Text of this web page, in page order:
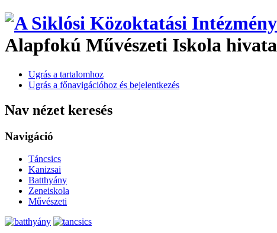
Alapfokú Művészeti Iskola
Ugrás a tartalomhoz
Ugrás a főnavigációhoz és bejelentkezés
Nav nézet keresés
Navigáció
Táncsics
Kanizsai
Batthyány
Zeneiskola
Művészeti